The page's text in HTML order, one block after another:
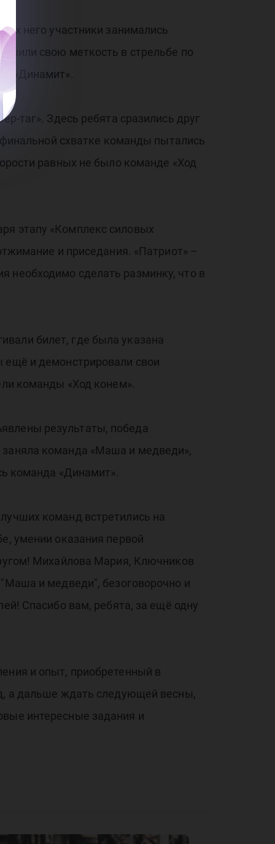
него участники занимались
свою меткость в стрельбе по
– «Динамит».
таг». Здесь ребята сразились друг
схватке команды пытались
равных не было команде «Ход
этапу «Комплекс силовых
и приседания. «Патриот» –
необходимо сделать разминку, что в
билет, где была указана
ещё и демонстрировали свои
команды «Ход конем».
результаты, победа
команда «Маша и медведи»,
команда «Динамит».
команд встретились на
умении оказания первой
Михайлова Мария, Ключников
и медведи", безоговорочно и
Спасибо вам, ребята, за ещё одну
и опыт, приобретенный в
а дальше ждать следующей весны,
интересные задания и